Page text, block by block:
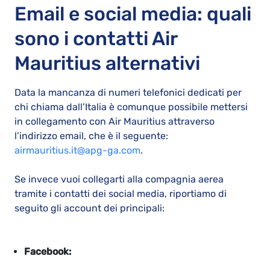
Email e social media: quali
sono i contatti Air
Mauritius alternativi
Data la mancanza di numeri telefonici dedicati per
chi chiama dall’Italia è comunque possibile mettersi
in collegamento con Air Mauritius attraverso
l’indirizzo email, che è il seguente:
airmauritius.it@apg-ga.com.
Se invece vuoi collegarti alla compagnia aerea
tramite i contatti dei social media, riportiamo di
seguito gli account dei principali:
Facebook: